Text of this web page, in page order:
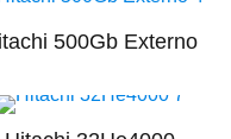
500Gb Externo